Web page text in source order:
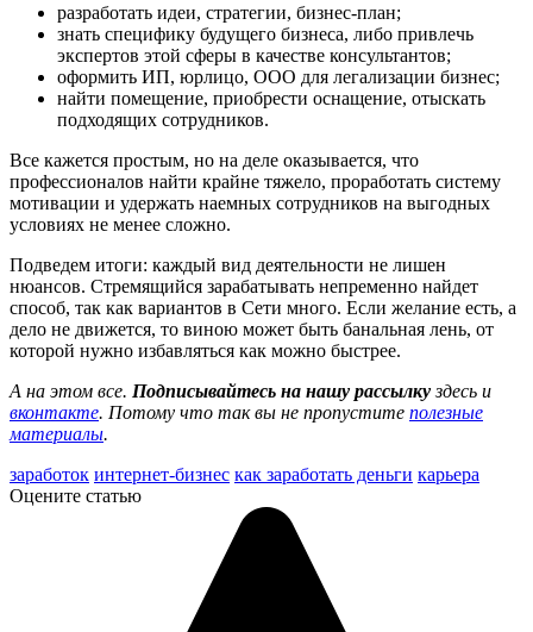
разработать идеи, стратегии, бизнес-план;
знать специфику будущего бизнеса, либо привлечь
экспертов этой сферы в качестве консультантов;
оформить ИП, юрлицо, ООО для легализации бизнес;
найти помещение, приобрести оснащение, отыскать
подходящих сотрудников.
Все кажется простым, но на деле оказывается, что
профессионалов найти крайне тяжело, проработать систему
мотивации и удержать наемных сотрудников на выгодных
условиях не менее сложно.
Подведем итоги: каждый вид деятельности не лишен
нюансов. Стремящийся зарабатывать непременно найдет
способ, так как вариантов в Сети много. Если желание есть, а
дело не движется, то виною может быть банальная лень, от
которой нужно избавляться как можно быстрее.
А на этом все. Подписывайтесь на нашу рассылкуздесь и
вконтакте. Потому что так вы не пропустите полезные
материалы.
заработок интернет-бизнес как заработать деньги карьера
Оцените статью